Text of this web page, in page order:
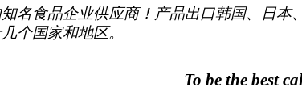
名食品企业供应商！产品出口韩国、日本
个国家和地区。
To be the best